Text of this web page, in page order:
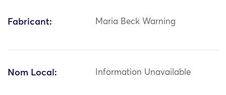
Fabricant: Maria Beck Warning
Nom Local: Information Unavailable